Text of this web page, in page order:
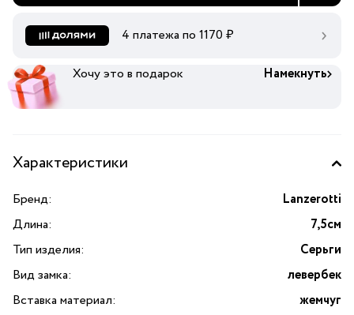
4 платежа по 1170 ₽
Хочу это в подарок Намекнуть
Характеристики
Бренд:
Lanzerotti
Длина:
7,5см
Тип изделия:
Серьги
Вид замка:
левербек
Вставка материал:
жемчуг